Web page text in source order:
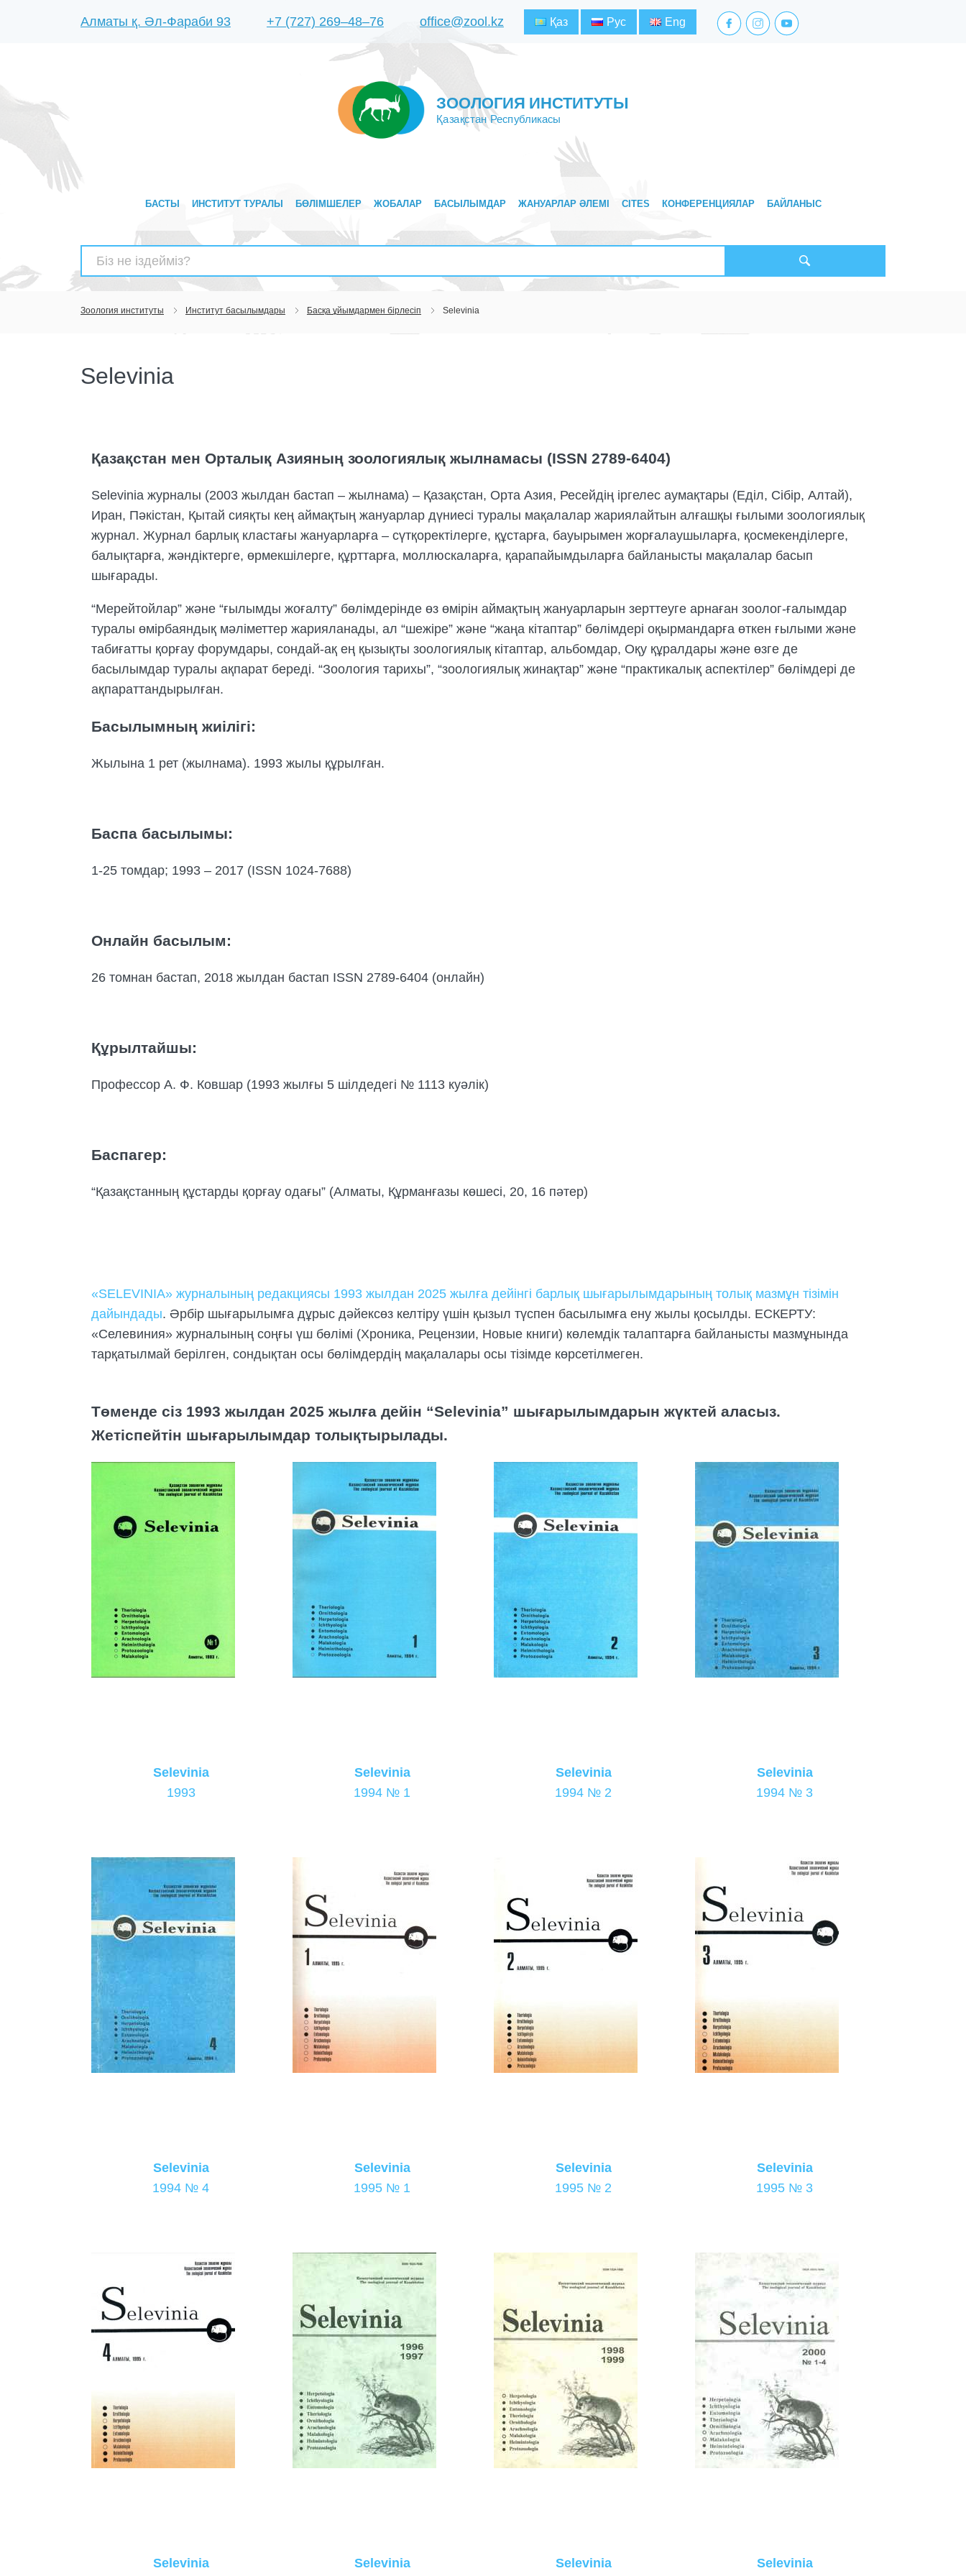
Алматы қ. Әл-Фараби 93 +7 (727) 269‒48‒76 office@zool.kz Қаз Рус Eng facebook.com
instagram.com
youtube.com
ЗООЛОГИЯ ИНСТИТУТЫ
Қазақстан Республикасы
БАСТЫ ИНСТИТУТ ТУРАЛЫ БӨЛІМШЕЛЕР ЖОБАЛАР БАСЫЛЫМДАР ЖАНУАРЛАР ӘЛЕМІ CITES КОНФЕРЕНЦИЯЛАР БАЙЛАНЫС
Найти:
Зоология институты Институт басылымдары Басқа ұйымдармен бірлесіп Selevinia
Selevinia
Қазақстан мен Орталық Азияның зоологиялық жылнамасы (ISSN 2789-6404)
Selevinia журналы (2003 жылдан бастап – жылнама) – Қазақстан, Орта Азия, Ресейдің іргелес аумақтары (Еділ, Сібір, Алтай),
Иран, Пәкістан, Қытай сияқты кең аймақтың жануарлар дүниесі туралы мақалалар жариялайтын алғашқы ғылыми зоологиялық
журнал. Журнал барлық кластағы жануарларға – сүтқоректілерге, құстарға, бауырымен жорғалаушыларға, қосмекенділерге,
балықтарға, жәндіктерге, өрмекшілерге, құрттарға, моллюскаларға, қарапайымдыларға байланысты мақалалар басып
шығарады.
“Мерейтойлар” және “ғылымды жоғалту” бөлімдерінде өз өмірін аймақтың жануарларын зерттеуге арнаған зоолог-ғалымдар
туралы өмірбаяндық мәліметтер жарияланады, ал “шежіре” және “жаңа кітаптар” бөлімдері оқырмандарға өткен ғылыми және
табиғатты қорғау форумдары, сондай-ақ ең қызықты зоологиялық кітаптар, альбомдар, Оқу құралдары және өзге де
басылымдар туралы ақпарат береді. “Зоология тарихы”, “зоологиялық жинақтар” және “практикалық аспектілер” бөлімдері де
ақпараттандырылған.
Басылымның жиілігі:
Жылына 1 рет (жылнама). 1993 жылы құрылған.
Баспа басылымы:
1-25 томдар; 1993 – 2017 (ISSN 1024-7688)
Онлайн басылым:
26 томнан бастап, 2018 жылдан бастап ISSN 2789-6404 (онлайн)
Құрылтайшы:
Профессор А. Ф. Ковшар (1993 жылғы 5 шілдедегі № 1113 куәлік)
Баспагер:
“Қазақстанның құстарды қорғау одағы” (Алматы, Құрманғазы көшесі, 20, 16 пәтер)
«SELEVINIA» журналының редакциясы 1993 жылдан 2025 жылға дейінгі барлық шығарылымдарының толық мазмұн тізімін
дайындады. Әрбір шығарылымға дұрыс дәйексөз келтіру үшін қызыл түспен басылымға ену жылы қосылды. ЕСКЕРТУ:
«Селевиния» журналының соңғы үш бөлімі (Хроника, Рецензии, Новые книги) көлемдік талаптарға байланысты мазмұнында
тарқатылмай берілген, сондықтан осы бөлімдердің мақалалары осы тізімде көрсетілмеген.
Төменде сіз 1993 жылдан 2025 жылға дейін “Selevinia” шығарылымдарын жүктей аласыз.
Жетіспейтін шығарылымдар толықтырылады.
Selevinia
1993
Selevinia
1994 № 1
Selevinia
1994 № 2
Selevinia
1994 № 3
Selevinia
1994 № 4
Selevinia
1995 № 1
Selevinia
1995 № 2
Selevinia
1995 № 3
Selevinia Selevinia Selevinia Selevinia